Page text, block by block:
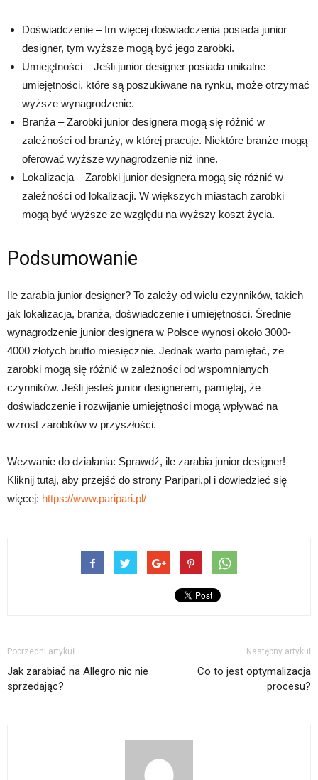
Doświadczenie – Im więcej doświadczenia posiada junior
designer, tym wyższe mogą być jego zarobki.
Umiejętności – Jeśli junior designer posiada unikalne
umiejętności, które są poszukiwane na rynku, może otrzymać
wyższe wynagrodzenie.
Branża – Zarobki junior designera mogą się różnić w
zależności od branży, w której pracuje. Niektóre branże mogą
oferować wyższe wynagrodzenie niż inne.
Lokalizacja – Zarobki junior designera mogą się różnić w
zależności od lokalizacji. W większych miastach zarobki
mogą być wyższe ze względu na wyższy koszt życia.
Podsumowanie
Ile zarabia junior designer? To zależy od wielu czynników, takich
jak lokalizacja, branża, doświadczenie i umiejętności. Średnie
wynagrodzenie junior designera w Polsce wynosi około 3000-
4000 złotych brutto miesięcznie. Jednak warto pamiętać, że
zarobki mogą się różnić w zależności od wspomnianych
czynników. Jeśli jesteś junior designerem, pamiętaj, że
doświadczenie i rozwijanie umiejętności mogą wpływać na
wzrost zarobków w przyszłości.
Wezwanie do działania: Sprawdź, ile zarabia junior designer!
Kliknij tutaj, aby przejść do strony Paripari.pl i dowiedzieć się
więcej: https://www.paripari.pl/
Poprzedni artykuł
Jak zarabiać na Allegro nic nie
sprzedając?
Następny artykuł
Co to jest optymalizacja
procesu?